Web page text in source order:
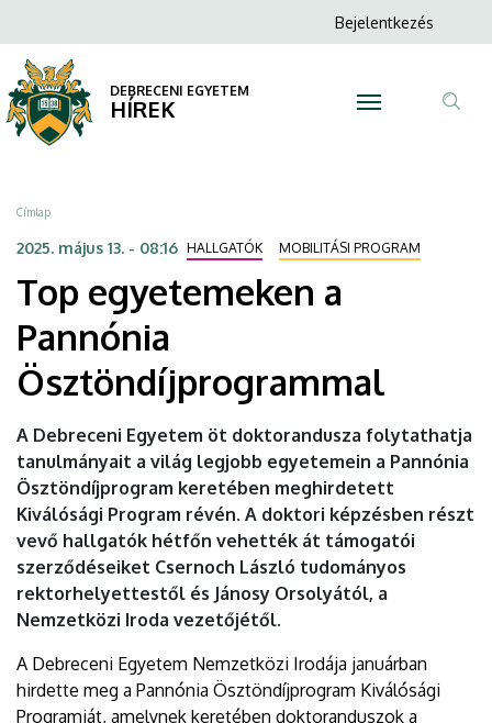
egyetemeken
a
Pannónia
Ösztöndíjprogrammal
DEBRECENI
EGYETEM
a
tartalomra
Anonim
menüje
Bejelentkezés
DEBRECENI EGYETEM
HÍREK
Morzsa
Címlap
2025. május 13. - 08:16 HALLGATÓK MOBILITÁSI PROGRAM
Top egyetemeken a
Pannónia
Ösztöndíjprogrammal
A Debreceni Egyetem öt doktorandusza folytathatja
tanulmányait a világ legjobb egyetemein a Pannónia
Ösztöndíjprogram keretében meghirdetett
Kiválósági Program révén. A doktori képzésben részt
vevő hallgatók hétfőn vehették át támogatói
szerződéseiket Csernoch László tudományos
rektorhelyettestől és Jánosy Orsolyától, a
Nemzetközi Iroda vezetőjétől.
A Debreceni Egyetem Nemzetközi Irodája januárban
hirdette meg a Pannónia Ösztöndíjprogram Kiválósági
Programját, amelynek keretében doktoranduszok a